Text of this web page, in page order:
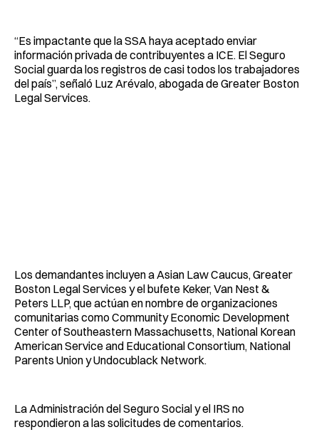
“Es impactante que la SSA haya aceptado enviar
información privada de contribuyentes a ICE. El Seguro
Social guarda los registros de casi todos los trabajadores
del país”, señaló Luz Arévalo, abogada de Greater Boston
Legal Services.
Los demandantes incluyen a Asian Law Caucus, Greater
Boston Legal Services y el bufete Keker, Van Nest &
Peters LLP, que actúan en nombre de organizaciones
comunitarias como Community Economic Development
Center of Southeastern Massachusetts, National Korean
American Service and Educational Consortium, National
Parents Union y Undocublack Network.
La Administración del Seguro Social y el IRS no
respondieron a las solicitudes de comentarios.